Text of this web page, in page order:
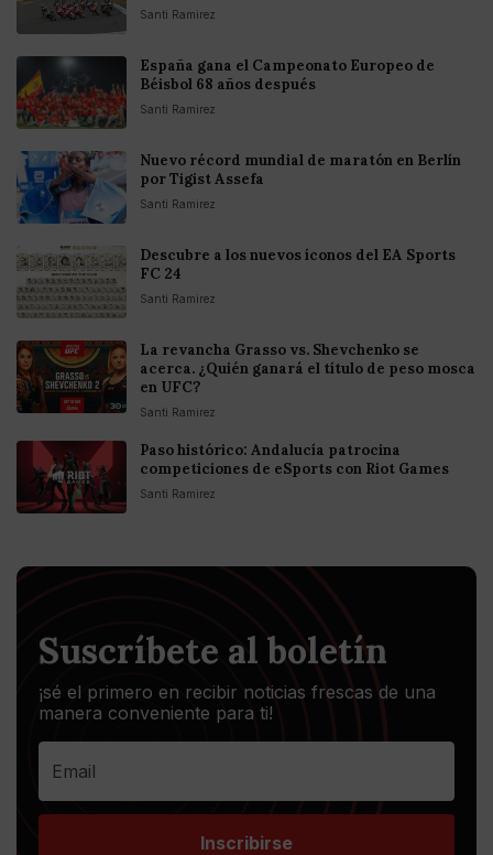
Santi Ramirez
España gana el Campeonato Europeo de
Béisbol 68 años después
Santi Ramirez
Nuevo récord mundial de maratón en Berlín
por Tigist Assefa
Santi Ramirez
Descubre a los nuevos íconos del EA Sports
FC 24
Santi Ramirez
La revancha Grasso vs. Shevchenko se
acerca. ¿Quién ganará el título de peso mosca
en UFC?
Santi Ramirez
Paso histórico: Andalucía patrocina
competiciones de eSports con Riot Games
Santi Ramirez
Suscríbete al boletín
¡sé el primero en recibir noticias frescas de una
manera conveniente para ti!
Inscribirse